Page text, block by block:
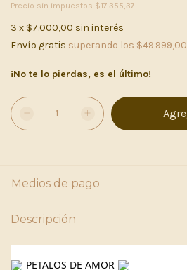
Precio sin impuestos $17.355,37
3 x $7.000,00 sin interés
Envío gratis superando los $49.999,00
¡No te lo pierdas, es el último!
Medios de pago
Descripción
PETALOS DE AMOR